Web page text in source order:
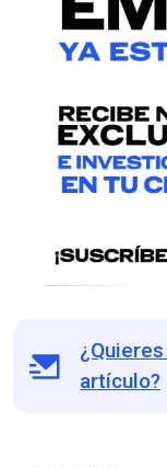
artículo?